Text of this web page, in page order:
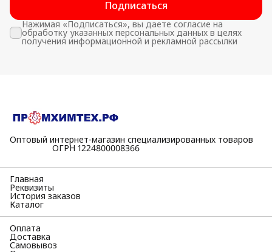
Подписаться
Нажимая «Подписаться», вы даете согласие на
обработку указанных персональных данных в целях
получения информационной и рекламной рассылки
Оптовый интернет-магазин специализированных товаров
⠀⠀⠀⠀⠀⠀⠀ОГРН 1224800008366
Главная
Реквизиты
История заказов
Каталог
Оплата
Доставка
Самовывоз